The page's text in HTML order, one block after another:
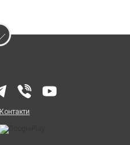
Контакти